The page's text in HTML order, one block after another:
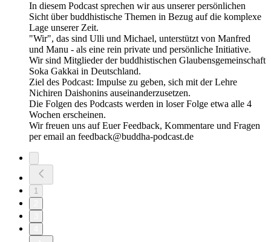
In diesem Podcast sprechen wir aus unserer persönlichen
Sicht über buddhistische Themen in Bezug auf die komplexe
Lage unserer Zeit.
"Wir", das sind Ulli und Michael, unterstützt von Manfred
und Manu - als eine rein private und persönliche Initiative.
Wir sind Mitglieder der buddhistischen Glaubensgemeinschaft
Soka Gakkai in Deutschland.
Ziel des Podcast: Impulse zu geben, sich mit der Lehre
Nichiren Daishonins auseinanderzusetzen.
Die Folgen des Podcasts werden in loser Folge etwa alle 4
Wochen erscheinen.
Wir freuen uns auf Euer Feedback, Kommentare und Fragen
per email an feedback@buddha-podcast.de
1